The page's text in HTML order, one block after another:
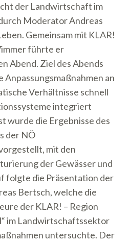
der Landwirtschaft im
Moderator Andreas
Gemeinsam mit KLAR!
führte er
Abend. Ziel des Abends
Anpassungsmaßnahmen an
Verhältnisse schnell
integriert
wurde die Ergebnisse des
der NÖ
mit den
der Gewässer und
folgte die Präsentation der
Bertsch, welche die
der KLAR! – Region
im Landwirtschaftssektor
untersuchte. Der